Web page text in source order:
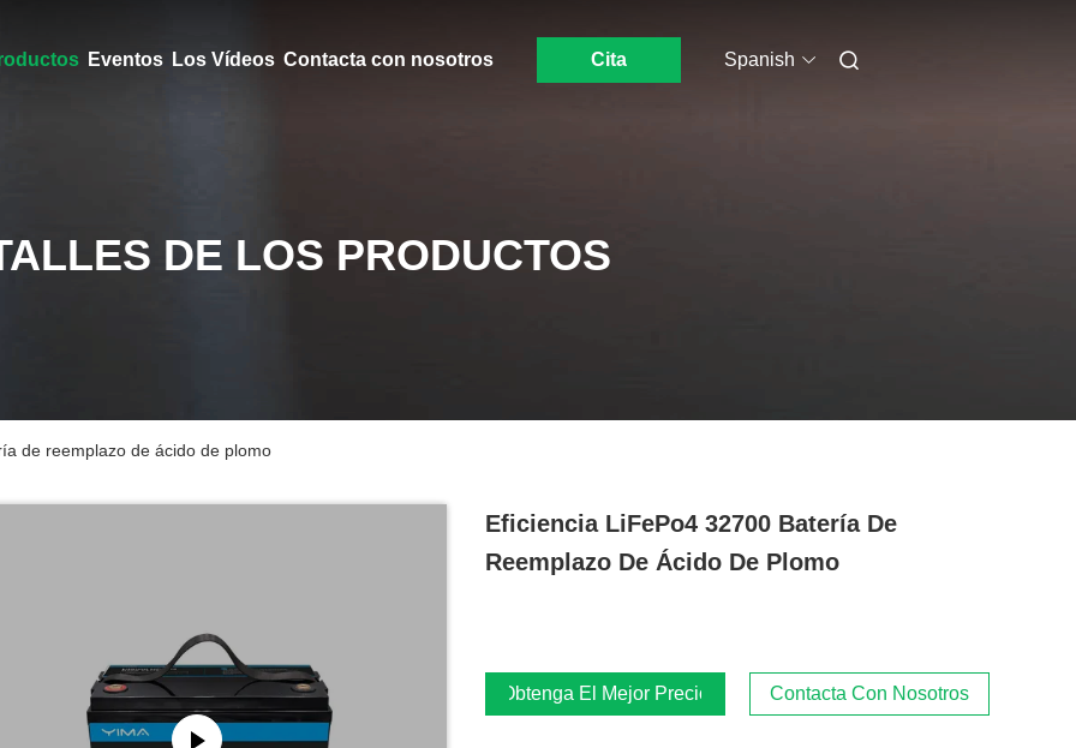
Eventos Los Vídeos Contacta con nosotros Cita Spanish
DE LOS PRODUCTOS
de reemplazo de ácido de plomo
Eficiencia LiFePo4 32700 Batería De
Reemplazo De Ácido De Plomo
Obtenga El Mejor Precio Contacta Con Nosotros